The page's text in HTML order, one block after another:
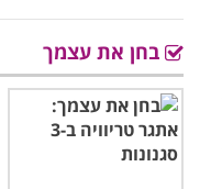
בחן את עצמך